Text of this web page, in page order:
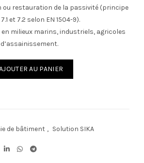
ou restauration de la passivité (principe
et 7.2 selon EN 1504-9).
milieux marins, industriels, agricoles
AU PANIER
de bâtiment , Solution SIKA